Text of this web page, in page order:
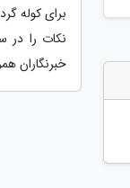
برای کوله
نکات را در
خبرنگاران